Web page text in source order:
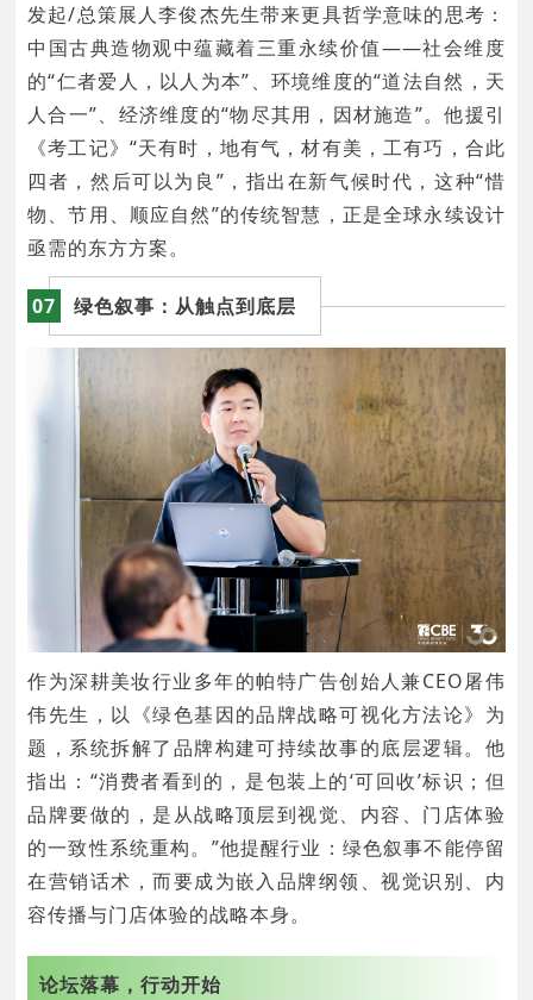
发起/总策展人李俊杰先生带来更具哲学意味的思考：
中国古典造物观中蕴藏着三重永续价值——社会维度
的“仁者爱人，以人为本”、环境维度的“道法自然，天
人合一”、经济维度的“物尽其用，因材施造”。他援引
《考工记》“天有时，地有气，材有美，工有巧，合此
四者，然后可以为良”，指出在新气候时代，这种“惜
物、节用、顺应自然”的传统智慧，正是全球永续设计
亟需的东方方案。
07 绿色叙事：从触点到底层
作为深耕美妆行业多年的帕特广告创始人兼CEO屠伟
伟先生，以《绿色基因的品牌战略可视化方法论》为
题，系统拆解了品牌构建可持续故事的底层逻辑。他
指出：“消费者看到的，是包装上的‘可回收’标识；但
品牌要做的，是从战略顶层到视觉、内容、门店体验
的一致性系统重构。”他提醒行业：绿色叙事不能停留
在营销话术，而要成为嵌入品牌纲领、视觉识别、内
容传播与门店体验的战略本身。
论坛落幕，行动开始